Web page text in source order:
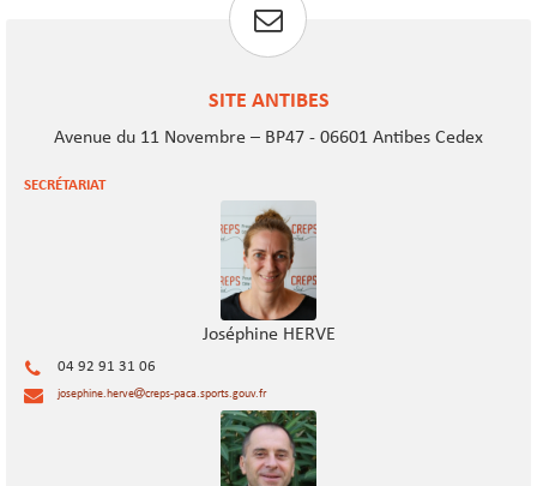
SITE ANTIBES
Avenue du 11 Novembre – BP47 - 06601 Antibes Cedex
SECRÉTARIAT
Joséphine HERVE
04 92 91 31 06
josephine.herve creps-paca.sports.gouv.fr